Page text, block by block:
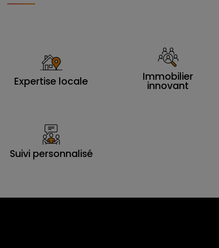
Expertise locale Immobilier
innovant
Suivi personnalisé